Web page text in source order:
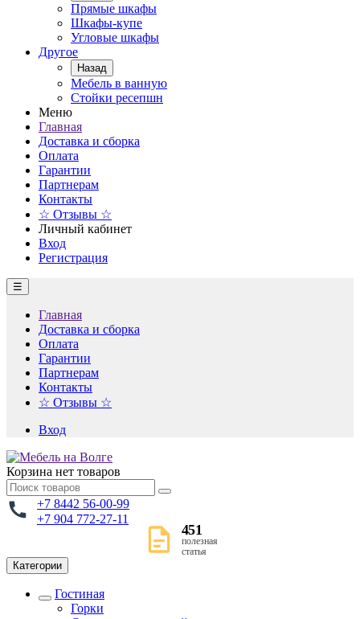
Прямые шкафы
Шкафы-купе
Угловые шкафы
Другое
Назад
Мебель в ванную
Стойки ресепшн
Меню
Главная
Доставка и сборка
Оплата
Гарантии
Партнерам
Контакты
☆ Отзывы ☆
Личный кабинет
Вход
Регистрация
☰
Главная
Доставка и сборка
Оплата
Гарантии
Партнерам
Контакты
☆ Отзывы ☆
Вход
Корзина нет товаров
+7 8442 56-00-99
+7 904 772-27-11
451
полезная
статья
Категории
Гостиная
Горки